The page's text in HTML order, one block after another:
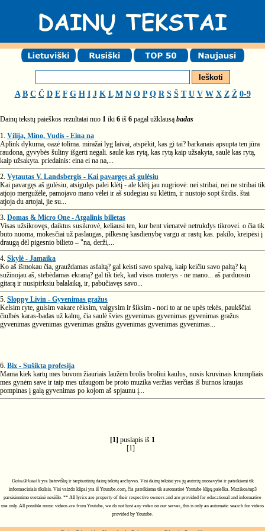
A B C Č D E F G H I J K L M N O P Q R S Š T U V W X Z Ž 0-9
Dainų tekstų paieškos rezultatai nuo 1 iki 6 iš 6 pagal užklausą badas
1. Vilija, Mino, Vudis - Eina na
Aplink dykuma, oazė tolima. miražai lyg laivai, atspėkit, kas gi tai? barkanais apsupta ten jūra
raudona, gyvybės šuliny išgerti negali. saulė kas rytą, kas rytą kaip užsakyta, saulė kas rytą,
kaip užsakyta. priedainis: eina ei na na,...
2. Vytautas V. Landsbergis - Kai pavargęs aš gulėsiu
Kai pavargęs aš gulėsiu, atsigulęs palei klėtį - ale klėtį jau nugriovė: nei stribai, nei ne stribai tik
atjojo mergužėlė, pamojavo mano vėlei ir aš sudegiau su klėtim, ir nustojo sopt širdis. štai
atjoja du artojai, jie su...
3. Domas & Micro One - Atgalinis bilietas
Visas užsikrovęs, daiktus susikrovė, keliausi ten, kur bent vienatvė netrukdys tikrovei. o čia tik
buto nuoma, mokesčiai už paslaugas, pilkesnę kasdienybę vargu ar rastų kas. pakilo, kreipėsi į
draugą dėl pigesnio bilieto – "na, derži,...
4. Skylė - Jamaika
Ko aš išmokau čia, grauždamas asfaltą? gal keisti savo spalvą, kaip keičiu savo paltą? ką
sužinojau aš, stebėdamas ekraną? gal tik tiek, kad visos moterys - ne mano... aš parduosiu
gitarą ir nusipirksiu balalaiką, ir, pabučiavęs savo...
5. Sloppy Livin - Gyvenimas gražus
Kelsim ryte, gulsim vakare rėksim, valgysim ir šiksim - nori to ar ne upės tekės, paukščiai
čiulbės karas-badas už kalnų, čia saulė švies gyvenimas gyvenimas gyvenimas gražus
gyvenimas gyvenimas gyvenimas gražus gyvenimas gyvenimas gyvenimas...
6. Bix - Sušikta profesija
Mama kiek kartų mes buvom žiauriais laužėm brolis broliui kaulus, nosis kruvinais krumpliais
mes gynėm save ir taip mes užaugom be proto muzika veržias verčias iš burnos kraujas
pompinas į galą gyvenimas po kojom aš spjaunu į...
[1] puslapis iš 1
[1]
DainuTekstai.ltyra lietuviškų ir tarptautinių dainų tekstų archyvas. Visi dainų tekstai yra jų autorių nuosavybė ir pateikiami tik
informaciniais tikslais. Visi vaizdo klipai yra iš Youtube.com, čia pateikiama tik automatinė Youtube klipų paieška. Muzikos/mp3
parsisiuntimo svetainė nesiūlo. ** All lyrics are property of their respective owners and are provided for educational and informative
use only. All possible music videos are from Youtube, we do not host any video on our server, this is only an automatic search for videos
provided by Youtube.